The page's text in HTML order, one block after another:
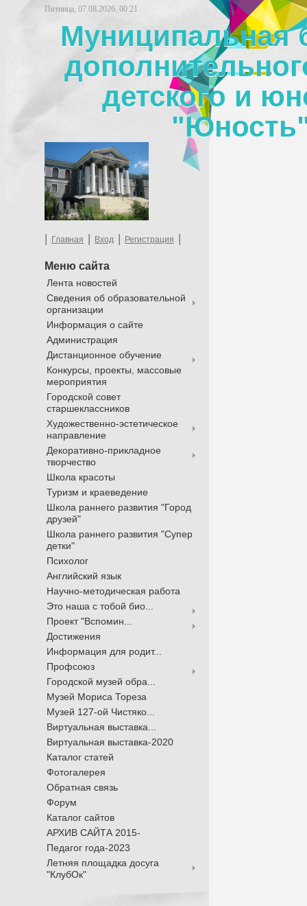
Пятница, 07.08.2026, 00:21
Муниципальная
детского и
| Главная | Вход | Регистрация |
Меню сайта
Лента новостей
Сведения об образовательной
организации
Информация о сайте
Администрация
Дистанционное обучение
Конкурсы, проекты, массовые
мероприятия
Городской совет
старшеклассников
Художественно-эстетическое
направление
Декоративно-прикладное
творчество
Школа красоты
Туризм и краеведение
Школа раннего развития "Город
друзей"
Школа раннего развития "Супер
детки"
Психолог
Английский язык
Научно-методическая работа
Это наша с тобой био...
Проект "Вспомин...
Достижения
Информация для родит...
Профсоюз
Городской музей обра...
Музей Мориса Тореза
Музей 127-ой Чистяко...
Виртуальная выставка...
Виртуальная выставка-2020
Каталог статей
Фотогалерея
Обратная связь
Форум
Каталог сайтов
АРХИВ САЙТА 2015-
Педагог года-2023
Летняя площадка досуга
"КлубОк"